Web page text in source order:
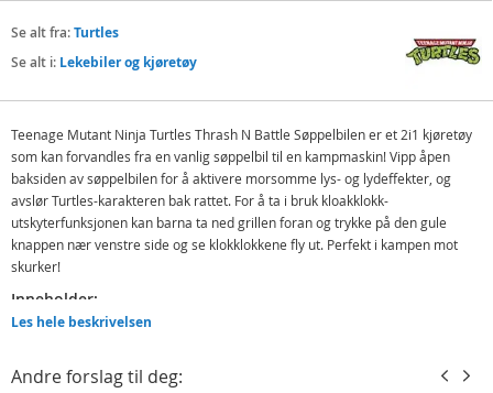
Se alt fra:Turtles
Se alt i: Lekebiler og kjøretøy
Teenage Mutant Ninja Turtles Thrash N Battle Søppelbilen er et 2i1 kjøretøy
som kan forvandles fra en vanlig søppelbil til en kampmaskin! Vipp åpen
baksiden av søppelbilen for å aktivere morsomme lys- og lydeffekter, og
avslør Turtles-karakteren bak rattet. For å ta i bruk kloakklokk-
utskyterfunksjonen kan barna ta ned grillen foran og trykke på den gule
knappen nær venstre side og se klokklokkene fly ut. Perfekt i kampen mot
skurker!
Inneholder:
Tennage Mutant Ninja Turtles søppelbil
Les hele beskrivelsen
Andre forslag til deg: